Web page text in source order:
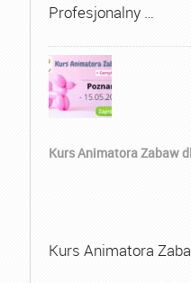
Profesjonalny …
Kurs Animatora Zabaw
Kurs Animatora